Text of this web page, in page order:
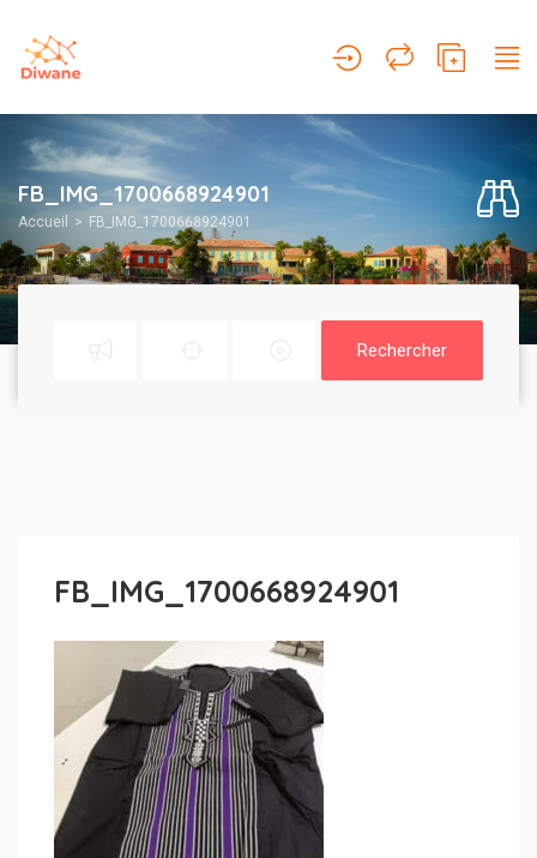
FB_IMG_1700668924901
Accueil FB_IMG_1700668924901
Rechercher
FB_IMG_1700668924901